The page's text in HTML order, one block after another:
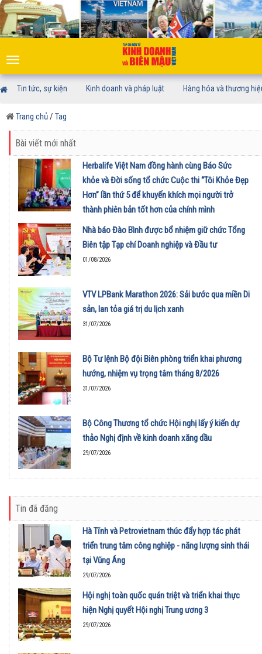
Toggle
navigation
Tin tức, sự kiện Kinh doanh và pháp luật Hàng hóa và thương
Trang chủ/ Tag
Bài viết mới nhất
Herbalife Việt Nam đồng hành cùng Báo Sức
khỏe và Đời sống tổ chức Cuộc thi “Tôi Khỏe Đẹp
Hơn” lần thứ 5 để khuyến khích mọi người trở
thành phiên bản tốt hơn của chính mình
01/08/2026
Nhà báo Đào Bình được bổ nhiệm giữ chức Tổng
Biên tập Tạp chí Doanh nghiệp và Đầu tư
01/08/2026
VTV LPBank Marathon 2026: Sải bước qua miền Di
sản, lan tỏa giá trị du lịch xanh
31/07/2026
Bộ Tư lệnh Bộ đội Biên phòng triển khai phương
hướng, nhiệm vụ trọng tâm tháng 8/2026
31/07/2026
Bộ Công Thương tổ chức Hội nghị lấy ý kiến dự
thảo Nghị định về kinh doanh xăng dầu
29/07/2026
Tin đã đăng
Hà Tĩnh và Petrovietnam thúc đẩy hợp tác phát
triển trung tâm công nghiệp - năng lượng sinh thái
tại Vũng Áng
29/07/2026
Hội nghị toàn quốc quán triệt và triển khai thực
hiện Nghị quyết Hội nghị Trung ương 3
29/07/2026